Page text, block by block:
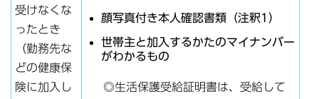
受けなくな
ったとき
（勤務先な
どの健康保
険に加入し
顔写真付き本人確認書類（注釈1）
世帯主と加入するかたのマイナンバー
がわかるもの
◎生活保護受給証明書は、受給して